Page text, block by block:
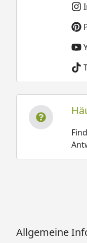
Allgemeine